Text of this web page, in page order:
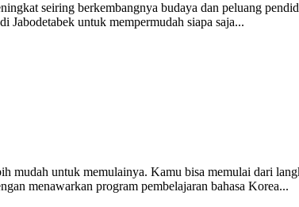
seiring berkembangnya budaya dan peluang
untuk mempermudah siapa saja...
mudah untuk memulainya. Kamu bisa memulai dari
menawarkan program pembelajaran bahasa Korea...